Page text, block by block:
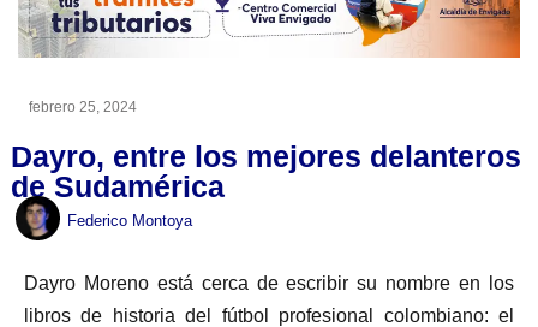
febrero 25, 2024
Dayro, entre los mejores delanteros
de Sudamérica
Federico Montoya
Dayro Moreno está cerca de escribir su nombre en los
libros de historia del fútbol profesional colombiano: el